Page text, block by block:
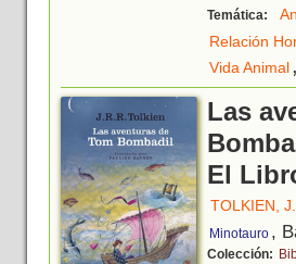
Temática:
Relación
Vida Animal
Las
El
TOLKIEN,
Minotauro ,
Colección: